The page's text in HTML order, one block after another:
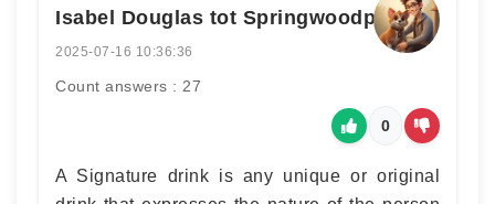
Isabel Douglas tot Springwoodpark
2025-07-16 10:36:36
Count answers : 27
0
A Signature drink is any unique or original